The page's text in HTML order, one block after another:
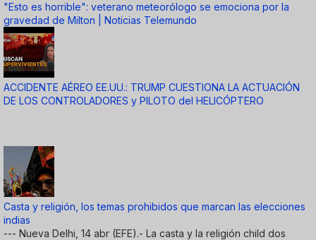
"Esto es horrible": veterano meteorólogo se emociona por la
gravedad de Milton | Noticias Telemundo
ACCIDENTE AÉREO EE.UU.: TRUMP CUESTIONA LA ACTUACIÓN
DE LOS CONTROLADORES y PILOTO del HELICÓPTERO
Casta y religión, los temas prohibidos que marcan las elecciones
indias
--- Nueva Delhi, 14 abr (EFE).- La casta y la religión child dos